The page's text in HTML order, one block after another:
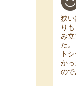
狭い
り
み立
た
ト
かっ
ので